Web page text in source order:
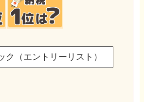
ク（エントリーリスト）